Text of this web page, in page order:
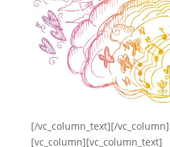
[/vc_column_text][/
[vc_column][vc_column_text]